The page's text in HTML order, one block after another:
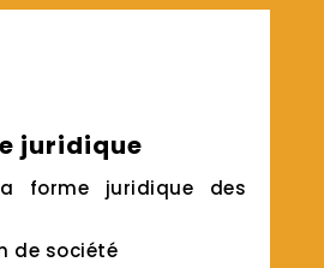
juridique
forme juridique des
de société